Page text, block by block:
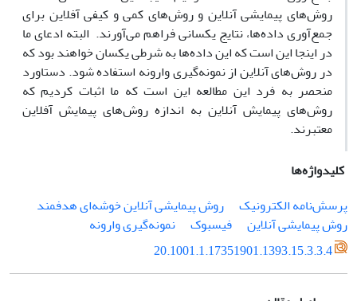
روش‌های پیمایشی آنلاین و روش‌های کمی ‌و کیفی آفلاین برای
جمع‌آوری داده‌ها، نتایج یکسانی فراهم می‌آورند. البته ادعای ما
در اینجا این است که این داده‌ها به شرطی یکسان خواهند بود که
در روش‌های آنلاین از نمونه‌گیری وارونه استفاده شود. دستاورد
منحصر به فرد این مطالعه این است که ما اثبات کردیم که
روش‌های پیمایش آنلاین به اندازه روش‌های پیمایش آفلاین
معتبرند.
کلیدواژه‌ها
پرسش‌نامه الکترونیک
روش پیمایشی آنلاین خوشه‌ای هدفمند
روش پیمایشی آنلاین
فیسبوک
نمونه‌گیری وارونه
20.1001.1.17351901.1393.15.3.3.4